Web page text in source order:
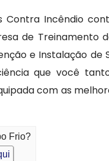
Contra Incêndio
de Treinamento
e Instalação de
que você
com as
Frio?